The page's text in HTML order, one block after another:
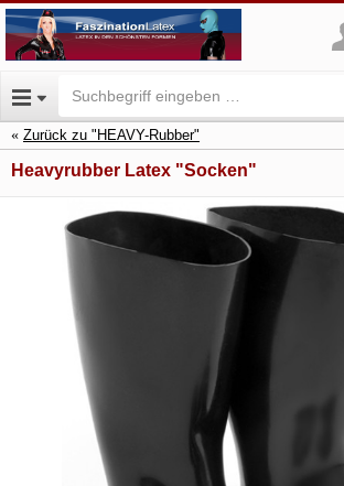
Zurück zu "HEAVY-Rubber"
Heavyrubber Latex "Socken"